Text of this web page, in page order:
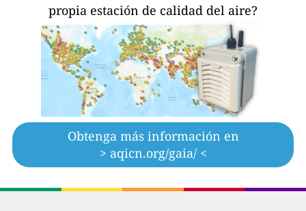
propia estación de calidad del aire?
Obtenga más información en
> aqicn.org/gaia/ <